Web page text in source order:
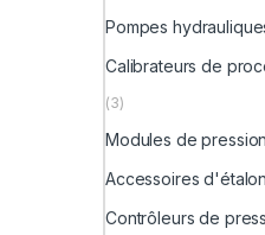
Pompes
Calibrateurs de
(3)
Modules de
Accessoires
Contrôleurs de